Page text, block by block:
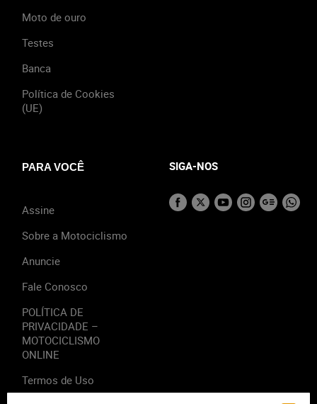
Moto de ouro
Testes
Banca
Política de Cookies
(UE)
PARA VOCÊ
Assine
Sobre a Motociclismo
Anuncie
Fale Conosco
POLÍTICA DE
PRIVACIDADE –
MOTOCICLISMO
ONLINE
Termos de Uso
SIGA-NOS